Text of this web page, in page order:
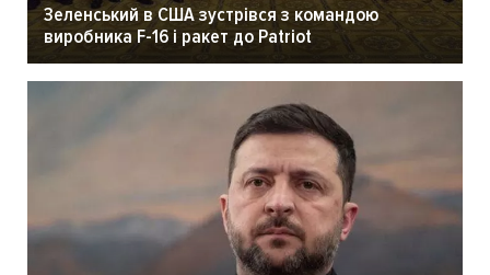
Зеленський в США зустрівся з командою
виробника F-16 і ракет до Patriot